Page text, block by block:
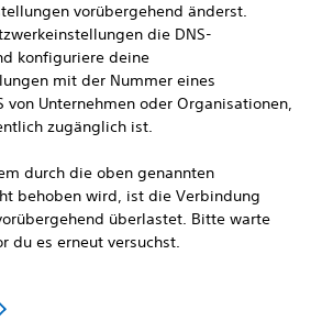
vorübergehend änderst.
die DNS-
konfiguriere deine
mit der Nummer eines
von Unternehmen oder Organisationen,
zugänglich ist.
durch die oben genannten
behoben wird, ist die Verbindung
überlastet. Bitte warte
du es erneut versuchst.